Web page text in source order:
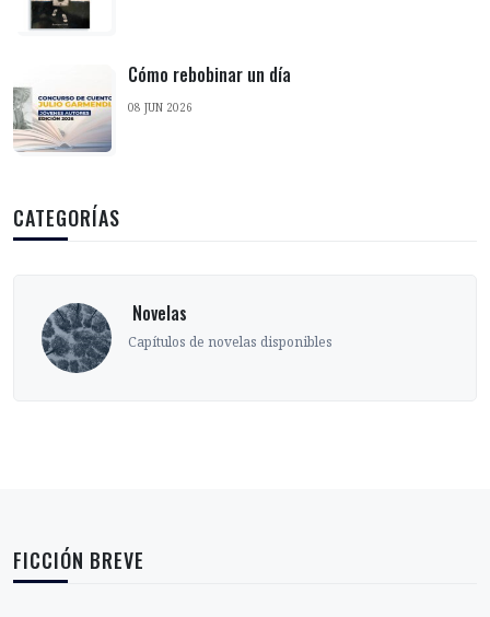
Cómo rebobinar un día
08 JUN 2026
CATEGORÍAS
‎ Novelas
Capítulos de novelas disponibles
FICCIÓN BREVE